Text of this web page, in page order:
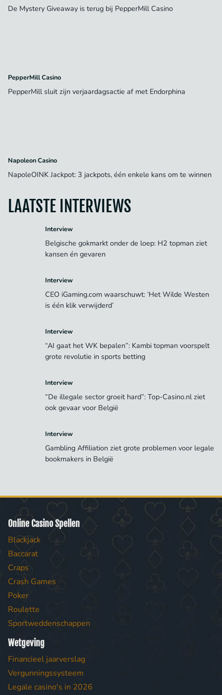
De Mystery Giveaway is terug bij PepperMill Casino
PepperMill Casino
PepperMill sluit zijn verjaardagsactie af met Endorphina
Napoleon Casino
NapoleOINK Jackpot: 3 jackpots, één enkele kans om te winnen
LAATSTE INTERVIEWS
Interview
Belgische gokmarkt onder de loep: H2 topman ziet
kansen én gevaren
Interview
CEO iGaming.com waarschuwt: ‘Het Wilde Westen
is één klik verwijderd’
Interview
“AI gaat het WK bepalen”: Kambi topman voorspelt
grote revolutie in sports betting
Interview
“De illegale sector groeit hard”: Top-Casino.nl ziet
ook gevaar voor België
Interview
Gambling Affiliation ziet grote problemen voor legale
bookmakers in België
Online Casino Spellen
Blackjack
Baccarat
Craps
Crash Games
Poker
Roulette
Sportweddenschappen
Wetgeving
Financieel jaarverslag
Vergunningssysteem
Legale casino's in 2026